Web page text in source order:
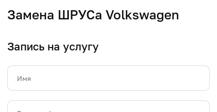
Замена ШРУСа Volkswagen
Запись на услугу
Имя